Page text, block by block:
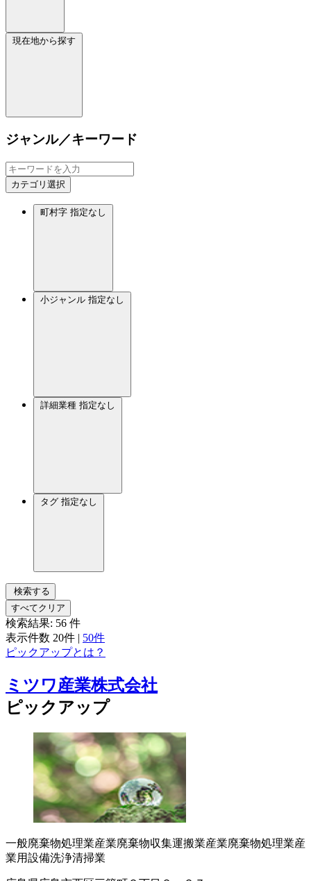
現在地から探す
ジャンル／キーワード
カテゴリ選択
町村字 指定なし
小ジャンル 指定なし
詳細業種 指定なし
タグ 指定なし
検索する
すべてクリア
検索結果: 56 件
表示件数 20件 | 50件
ピックアップとは？
ミツワ産業株式会社
ピックアップ
一般廃棄物処理業産業廃棄物収集運搬業産業廃棄物処理業産
業用設備洗浄清掃業